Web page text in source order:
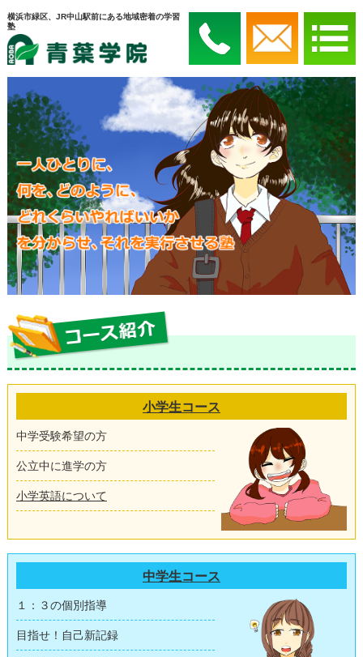
横浜市緑区、JR中山駅前にある地域密着の学習
塾
小学生コース
中学受験希望の方
公立中に進学の方
小学英語について
中学生コース
１：３の個別指導
目指せ！自己新記録